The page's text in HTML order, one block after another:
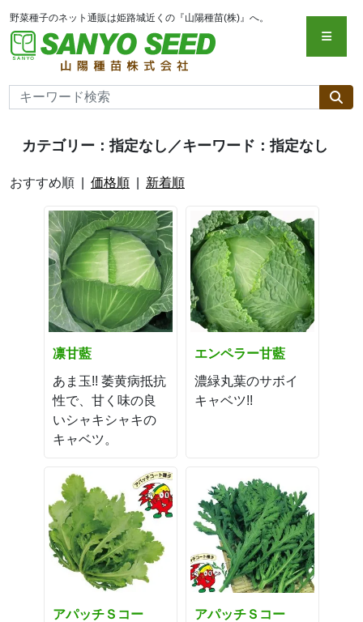
野菜種子のネット通販は姫路城近くの『山陽種苗(株)』へ。
カテゴリー：指定なし／キーワード：指定なし
おすすめ順 | 価格順 新着順
凛甘藍
あま玉!! 萎黄病抵抗
性で、甘く味の良
いシャキシャキの
キャベツ。
エンペラー甘藍
濃緑丸葉のサボイ
キャベツ!!
アパッチＳコー
アパッチＳコー